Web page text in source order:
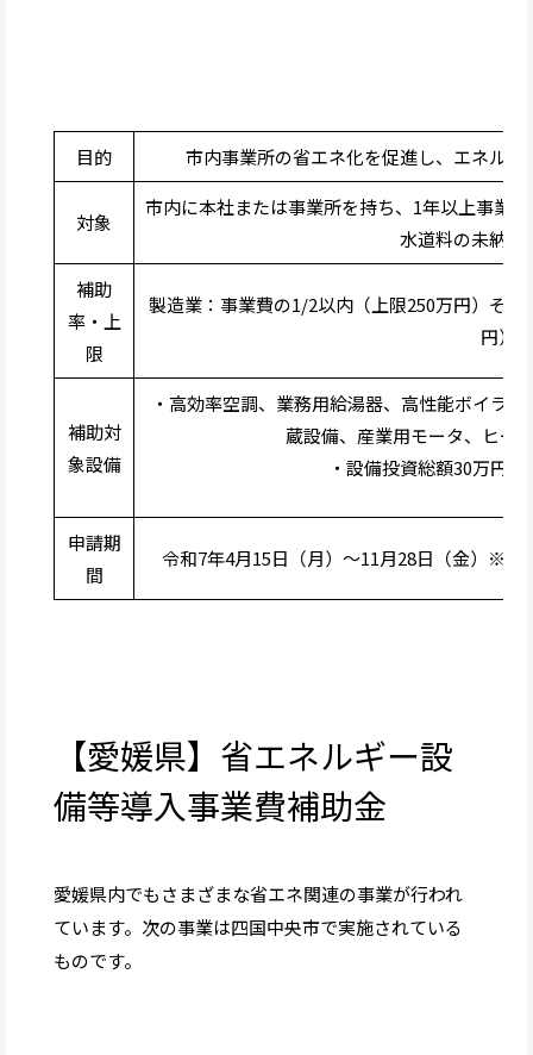
目的 市内事業所の省エネ化を促進し、エネル
対象
市内に本社または事業所を持ち、1年以上事業
水道料の未納が
補助
率・上
限
製造業：事業費の1/2以内（上限250万円）そ
円）
補助対
象設備
・高効率空調、業務用給湯器、高性能ボイラ
蔵設備、産業用モータ、ヒー
・設備投資総額30万円
申請期
間
令和7年4月15日（月）〜11月28日（金）※予
【愛媛県】省エネルギー設
備等導入事業費補助金
愛媛県内でもさまざまな省エネ関連の事業が行われ
ています。次の事業は四国中央市で実施されている
ものです。